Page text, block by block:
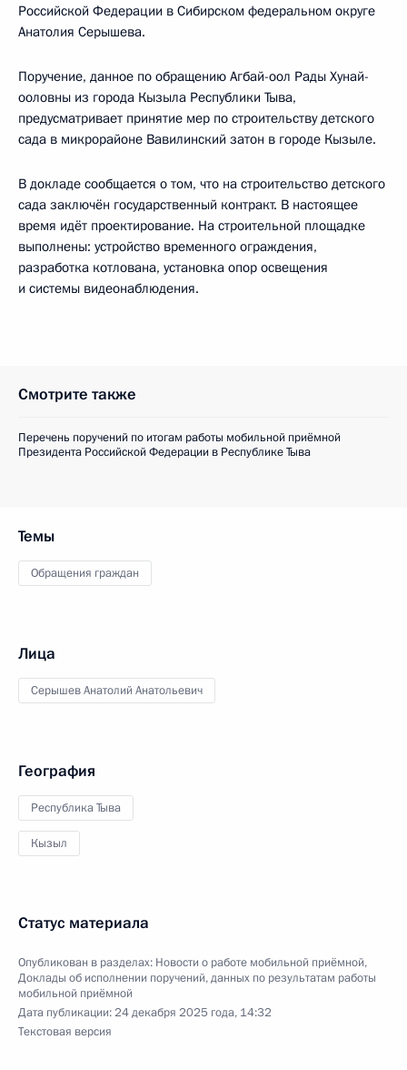
Российской Федерации в Сибирском федеральном округе
Анатолия Серышева.
Поручение, данное по обращению Агбай-оол Рады Хунай-
ооловны из города Кызыла Республики Тыва,
предусматривает принятие мер по строительству детского
сада в микрорайоне Вавилинский затон в городе Кызыле.
В докладе сообщается о том, что на строительство детского
сада заключён государственный контракт. В настоящее
время идёт проектирование. На строительной площадке
выполнены: устройство временного ограждения,
разработка котлована, установка опор освещения
и системы видеонаблюдения.
Смотрите также
Перечень поручений по итогам работы мобильной приёмной
Президента Российской Федерации в Республике Тыва
Темы
Обращения граждан
Лица
Серышев Анатолий Анатольевич
География
Республика Тыва
Кызыл
Статус материала
Опубликован в разделах: Новости о работе мобильной приёмной,
Доклады об исполнении поручений, данных по результатам работы
мобильной приёмной
Дата публикации:24 декабря 2025 года, 14:32
Текстовая версия